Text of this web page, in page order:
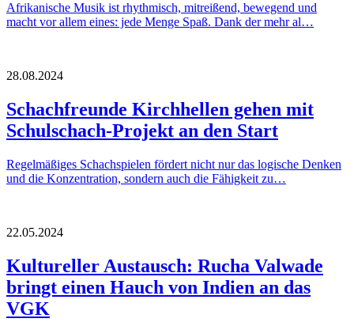
Afrikanische Musik ist rhythmisch, mitreißend, bewegend und
macht vor allem eines: jede Menge Spaß. Dank der mehr al…
28.08.2024
Schachfreunde Kirchhellen gehen mit
Schulschach-Projekt an den Start
Regelmäßiges Schachspielen fördert nicht nur das logische Denken
und die Konzentration, sondern auch die Fähigkeit zu…
22.05.2024
Kultureller Austausch: Rucha Valwade
bringt einen Hauch von Indien an das
VGK